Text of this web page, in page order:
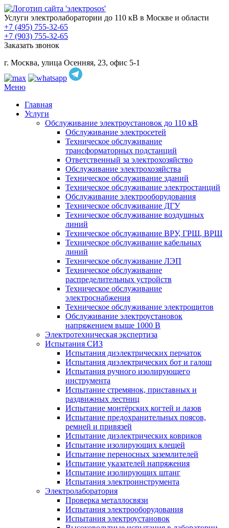
Услуги электролаборатории до 110 кВ в Москве и области
+7 (495) 755-32-65
+7 (903) 755-32-65
Заказать звонок
г. Москва, улица Осенняя, 23, офис 5-1
Меню
Главная
Услуги
Обслуживание электроустановок до 110 кВ
Обслуживание электросетей
Техническое обслуживание
трансформаторных подстанций
Ответственный за электрохозяйство
Обслуживание электрохозяйства
Техническое обслуживание зданий
Техническое обслуживание электростанций
Обслуживание электрооборудования
Техническое обслуживание ДГУ
Техническое обслуживание воздушных
линий
Техническое обслуживание ВРУ, ГРЩ, ВРЩ
Техническое обслуживание кабельных
линий
Техническое обслуживание ЛЭП
Техническое обслуживание
распределительных устройств
Техническое обслуживание
электроснабжения
Техническое обслуживание электрощитов
Обслуживание электроустановок
напряжением выше 1000 В
Электротехническая экспертиза
Испытания СИЗ
Испытания диэлектрических перчаток
Испытания диэлектрических бот и галош
Испытания ручного изолирующего
инструмента
Испытание стремянок, приставных и
раздвижных лестниц
Испытание монтёрских когтей и лазов
Испытание предохранительных поясов,
ремней и привязей
Испытание диэлектрических ковриков
Испытание изолирующих клещей
Испытание переносных заземлителей
Испытание указателей напряжения
Испытание изолирующих штанг
Испытания электроинструмента
Электролаборатория
Проверка металлосвязи
Испытания электрооборудования
Испытания электроустановок